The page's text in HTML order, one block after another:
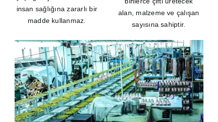
insan sağlığına zararlı bir
madde kullanmaz.
alan, malzeme ve çalışan
sayısına sahiptir.